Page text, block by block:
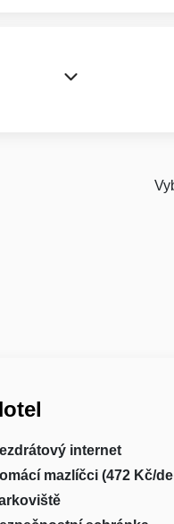
internet
mazlíčci (472 Kč/